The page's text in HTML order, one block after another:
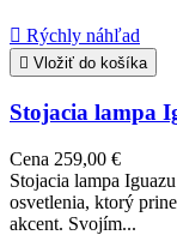
 Rýchly náhľad
 Vložiť do košíka
Stojacia lampa
Cena 259,00 €
Stojacia lampa
osvetlenia, ktorý
akcent. Svojím...